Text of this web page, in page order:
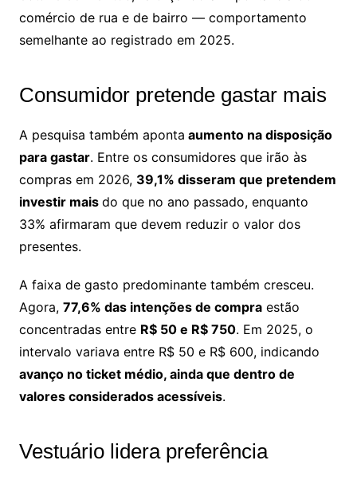
comércio de rua e de bairro — comportamento
semelhante ao registrado em 2025.
Consumidor pretende gastar mais
A pesquisa também aponta aumento na disposição
para gastar. Entre os consumidores que irão às
compras em 2026, 39,1% disseram que pretendem
investir mais do que no ano passado, enquanto
33% afirmaram que devem reduzir o valor dos
presentes.
A faixa de gasto predominante também cresceu.
Agora, 77,6% das intenções de compraestão
concentradas entre R$ 50 e R$ 750. Em 2025, o
intervalo variava entre R$ 50 e R$ 600, indicando
avanço no ticket médio, ainda que dentro de
valores considerados acessíveis.
Vestuário lidera preferência